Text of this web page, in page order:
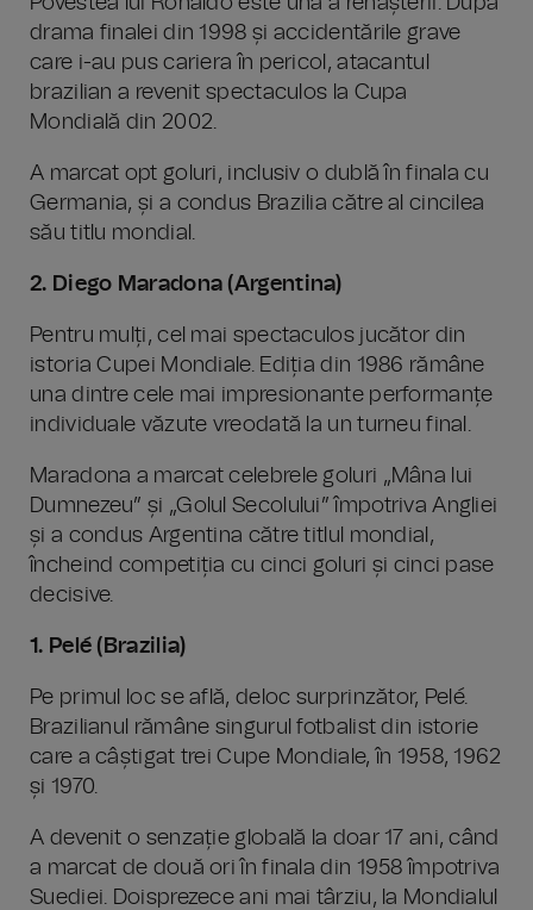
drama finalei din 1998 și accidentările grave
care i-au pus cariera în pericol, atacantul
brazilian a revenit spectaculos la Cupa
Mondială din 2002.
A marcat opt goluri, inclusiv o dublă în finala cu
Germania, și a condus Brazilia către al cincilea
său titlu mondial.
2. Diego Maradona (Argentina)
Pentru mulți, cel mai spectaculos jucător din
istoria Cupei Mondiale. Ediția din 1986 rămâne
una dintre cele mai impresionante performanțe
individuale văzute vreodată la un turneu final.
Maradona a marcat celebrele goluri „Mâna lui
Dumnezeu” și „Golul Secolului” împotriva Angliei
și a condus Argentina către titlul mondial,
încheind competiția cu cinci goluri și cinci pase
decisive.
1. Pelé (Brazilia)
Pe primul loc se află, deloc surprinzător, Pelé.
Brazilianul rămâne singurul fotbalist din istorie
care a câștigat trei Cupe Mondiale, în 1958, 1962
și 1970.
A devenit o senzație globală la doar 17 ani, când
a marcat de două ori în finala din 1958 împotriva
Suediei. Doisprezece ani mai târziu, la Mondialul